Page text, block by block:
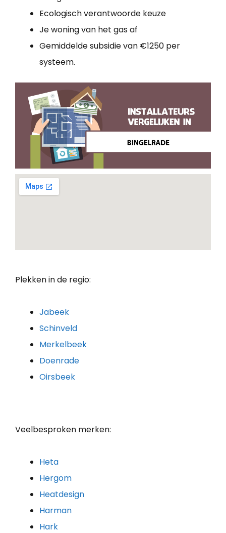
Ecologisch verantwoorde keuze
Je woning van het gas af
Gemiddelde subsidie van €1250 per
systeem.
Plekken in de regio:
Jabeek
Schinveld
Merkelbeek
Doenrade
Oirsbeek
Veelbesproken merken:
Heta
Hergom
Heatdesign
Harman
Hark